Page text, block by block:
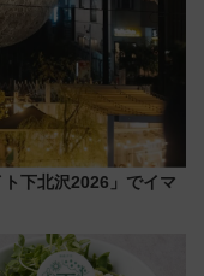
下北沢2026」でイマ